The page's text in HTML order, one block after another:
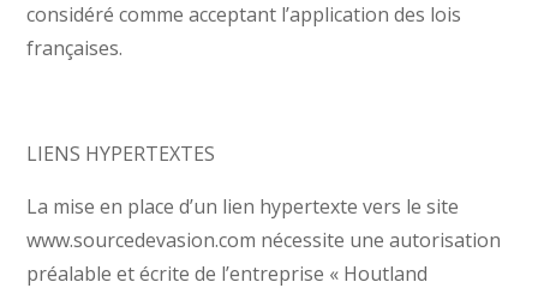
considéré comme acceptant l’application des lois
françaises.
LIENS HYPERTEXTES
La mise en place d’un lien hypertexte vers le site
www.sourcedevasion.com nécessite une autorisation
préalable et écrite de l’entreprise « Houtland